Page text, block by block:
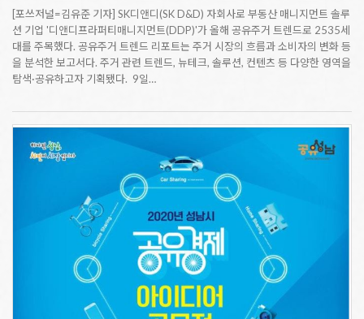
[포쓰저널=김유준 기자] SK디앤디(SK D&D) 자회사로 부동산 매니지먼트 솔루
션 기업 '디앤디프라퍼티매니지먼트(DDP)'가 올해 공유주거 트렌드로 2535세
대를 주목했다. 공유주거 트렌드 리포트는 주거 시장의 흐름과 소비자의 변화 등
을 분석한 보고서다. 주거 관련 트렌드, 뉴테크, 솔루션, 컨텐츠 등 다양한 영역을
탐색·공유하고자 기획됐다. 9일…